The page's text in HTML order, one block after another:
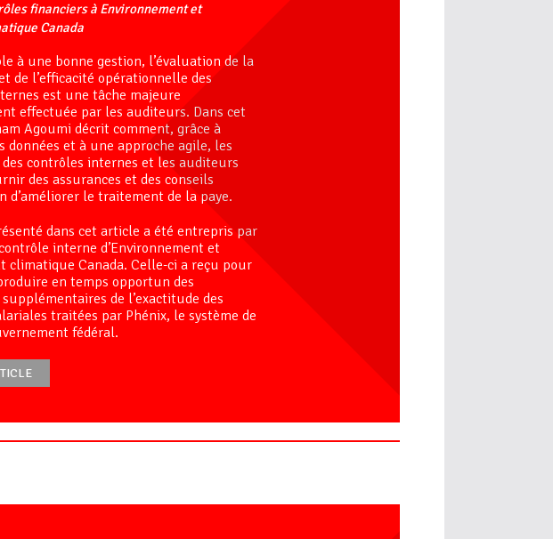
financiers à Environnement et
Canada
à une bonne gestion, l’évaluation de la
de l’efficacité opérationnelle des
est une tâche majeure
effectuée par les auditeurs. Dans cet
Agoumi décrit comment, grâce à
données et à une approche agile, les
contrôles internes et les auditeurs
des assurances et des conseils
d’améliorer le traitement de la paye.
dans cet article a été entrepris par
interne d’Environnement et
climatique Canada. Celle-ci a reçu pour
en temps opportun des
de l’exactitude des
traitées par Phénix, le système de
fédéral.